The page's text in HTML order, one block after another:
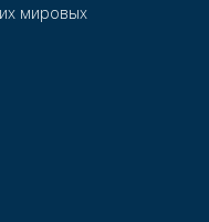
мировых